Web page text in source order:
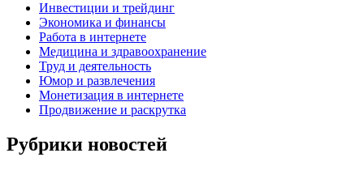
Инвестиции и трейдинг
Экономика и финансы
Работа в интернете
Медицина и здравоохранение
Труд и деятельность
Юмор и развлечения
Монетизация в интернете
Продвижение и раскрутка
Рубрики новостей